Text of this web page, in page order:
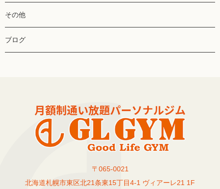
その他
ブログ
〒065-0021
北海道札幌市東区北21条東15丁目4-1 ヴィアーレ21 1F